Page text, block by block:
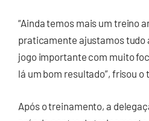
“Ainda temos mais um treino
praticamente ajustamos tudo
jogo importante com muito
lá um bom resultado”, frisou
Após o treinamento, a